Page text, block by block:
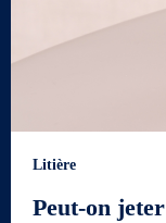
Litière
Peut-on